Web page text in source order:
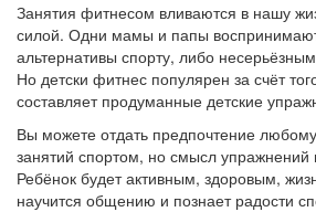
Занятия фитнесом вливаются в нашу
силой. Одни мамы и папы
альтернативы спорту, либо
Но детски фитнес популярен за счёт
составляет продуманные детские
Вы можете отдать предпочтение
занятий спортом, но смысл упражнений
Ребёнок будет активным, здоровым,
научится общению и познает радости